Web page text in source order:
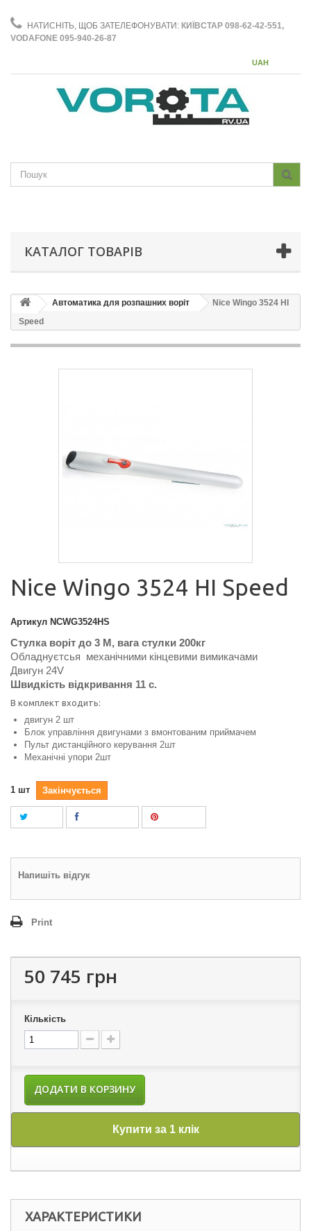
НАТИСНІТЬ, ЩОБ ЗАТЕЛЕФОНУВАТИ: КИЇВСТАР 098-62-42-551,
VODAFONE 095-940-26-87
UAH
КАТАЛОГ ТОВАРІВ
Автоматика для розпашних воріт
Nice Wingo 3524 HI
Speed
Nice Wingo 3524 HI Speed
Артикул NCWG3524HS
Стулка воріт до 3 М, вага стулки 200кг
Обладнуєтсья механічними кінцевими вимикачами
Двигун 24V
Швидкість відкривання 11 с.
В комплект входить:
двигун 2 шт
Блок управління двигунами з вмонтованим приймачем
Пульт дистанційного керування 2шт
Механічні упори 2шт
1 шт Закінчується
Напишіть відгук
Print
50 745 грн
Кількість
ДОДАТИ В КОРЗИНУ
Купити за 1 клік
ХАРАКТЕРИСТИКИ